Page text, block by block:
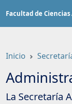
contenido
Facultad de
Inicio
La Secretaría